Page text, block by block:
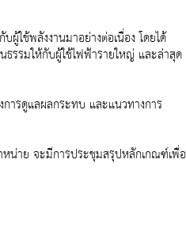
ผู้ใช้พลังงานมาอย่างต่อเนื่อง โดยได้
ธรรมให้กับผู้ใช้ไฟฟ้ารายใหญ่ และล่าสุด
ารดูแลผลกระทบ และแนวทางการ
หน่าย จะมีการประชุมสรุปหลักเกณฑ์เพื่อ